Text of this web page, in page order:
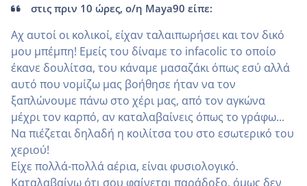
στις πριν 10 ώρες, ο/η Maya90 είπε:
Αχ αυτοί οι κολικοί, είχαν ταλαιπωρήσει και τον δικό
μου μπέμπη! Εμείς του δίναμε το infacolic το οποίο
έκανε δουλίτσα, του κάναμε μασαζάκι όπως εσύ αλλά
αυτό που νομίζω μας βοήθησε ήταν να τον
ξαπλώνουμε πάνω στο χέρι μας, από τον αγκώνα
μέχρι τον καρπό, αν καταλαβαίνεις όπως το γράφω...
Να πιέζεται δηλαδή η κοιλίτσα του στο εσωτερικό του
χεριού!
Είχε πολλά-πολλά αέρια, είναι φυσιολογικό.
Καταλαβαίνω ότι σου φαίνεται παράδοξο, όμως δεν